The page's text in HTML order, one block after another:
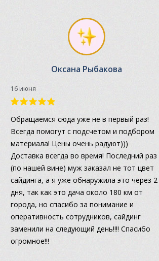
Оксана Рыбакова
16 июня
Обращаемся сюда уже не в первый раз!
Всегда помогут с подсчетом и подбором
материала! Цены очень радуют)))
Доставка всегда во время! Последний раз
(по нашей вине) муж заказал не тот цвет
сайдинга, а я уже обнаружила это через 2
дня, так как это дача около 180 км от
города, но спасибо за понимание и
оперативность сотрудников, сайдинг
заменили на следующий день!!!! Спасибо
огромное!!!